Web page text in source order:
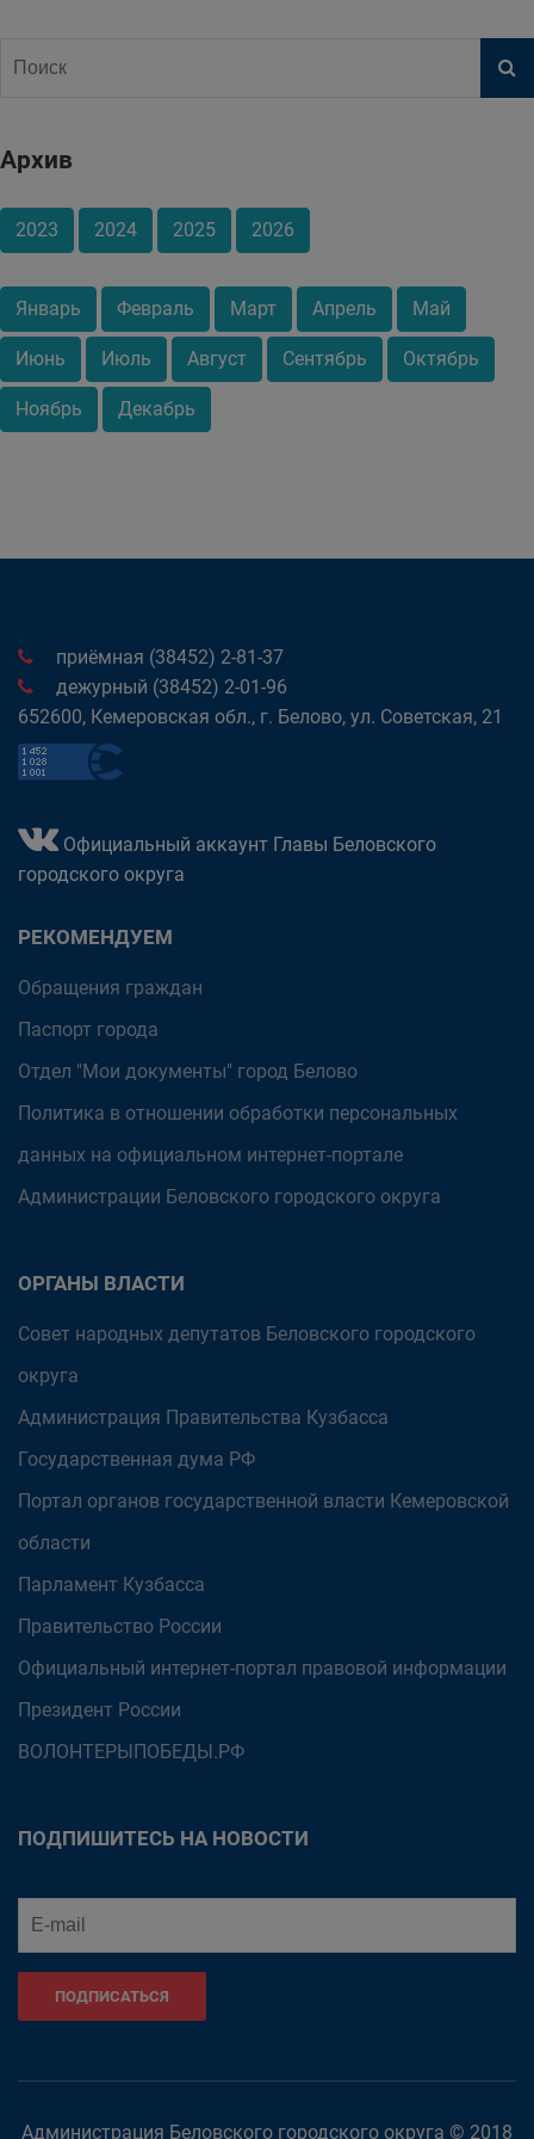
Архив
2023 2024 2025 2026
Январь Февраль Март Апрель Май
Июнь Июль Август Сентябрь Октябрь
Ноябрь Декабрь
приёмная (38452) 2-81-37
дежурный (38452) 2-01-96
652600, Кемеровская обл., г. Белово, ул. Советская, 21
Официальный аккаунт Главы Беловского
городского округа
РЕКОМЕНДУЕМ
Обращения граждан
Паспорт города
Отдел "Мои документы" город Белово
Политика в отношении обработки персональных
данных на официальном интернет-портале
Администрации Беловского городского округа
ОРГАНЫ ВЛАСТИ
Совет народных депутатов Беловского городского
округа
Администрация Правительства Кузбасса
Государственная дума РФ
Портал органов государственной власти Кемеровской
области
Парламент Кузбасса
Правительство России
Официальный интернет-портал правовой информации
Президент России
ВОЛОНТЕРЫПОБЕДЫ.РФ
ПОДПИШИТЕСЬ НА НОВОСТИ
ПОДПИСАТЬСЯ
Администрация Беловского городского округа © 2018